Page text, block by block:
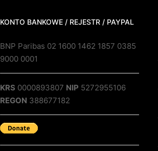
KONTO BANKOWE / REJESTR / PAYPAL
BNP Paribas 02 1600 1462 1857 0385
9000 0001
KRS 0000893807 NIP 5272955106
REGON 388677182